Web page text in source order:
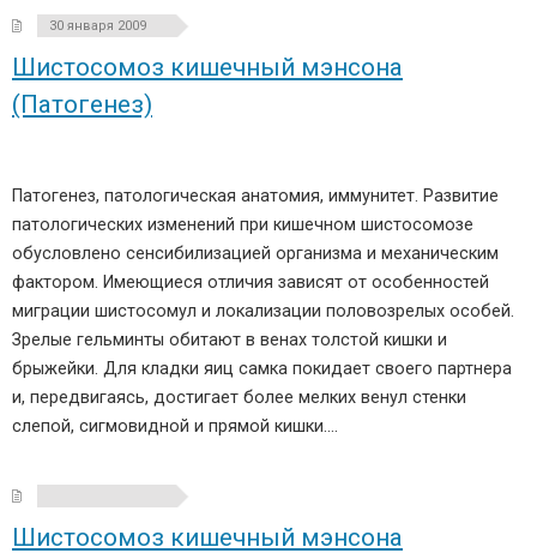
30 января 2009
Шистосомоз кишечный мэнсона
(Патогенез)
Патогенез, патологическая анатомия, иммунитет. Развитие
патологических изменений при кишечном шистосомозе
обусловлено сенсибилизацией организма и механическим
фактором. Имеющиеся отличия зависят от особенностей
миграции шистосомул и локализации половозрелых особей.
Зрелые гельминты обитают в венах толстой кишки и
брыжейки. Для кладки яиц самка покидает своего партнера
и, передвигаясь, достигает более мелких венул стенки
слепой, сигмовидной и прямой кишки….
Шистосомоз кишечный мэнсона